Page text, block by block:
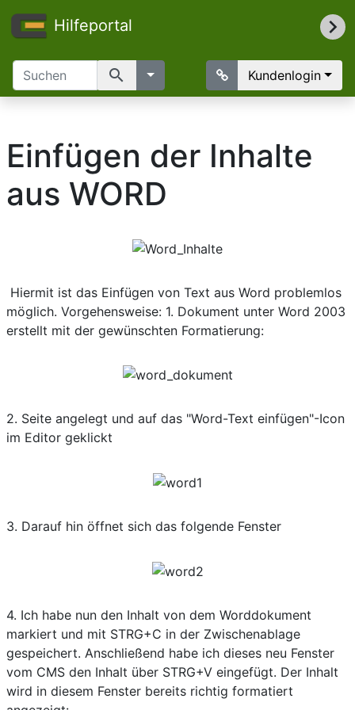
Hilfeportal
search Kundenlogin
Einfügen der Inhalte
aus WORD
Hiermit ist das Einfügen von Text aus Word problemlos
möglich. Vorgehensweise: 1. Dokument unter Word 2003
erstellt mit der gewünschten Formatierung:
2. Seite angelegt und auf das "Word-Text einfügen"-Icon
im Editor geklickt
3. Darauf hin öffnet sich das folgende Fenster
4. Ich habe nun den Inhalt von dem Worddokument
markiert und mit STRG+C in der Zwischenablage
gespeichert. Anschließend habe ich dieses neu Fenster
vom CMS den Inhalt über STRG+V eingefügt. Der Inhalt
wird in diesem Fenster bereits richtig formatiert